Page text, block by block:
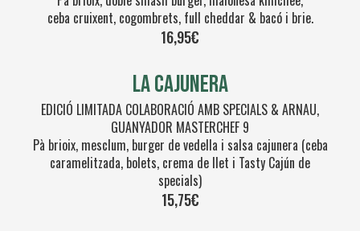
ceba cruixent, cogombrets, full cheddar & bacó i brie.
16,95€
LA CAJUNERA
EDICIÓ LIMITADA COLABORACIÓ AMB SPECIALS & ARNAU,
GUANYADOR MASTERCHEF 9
Pà brioix, mesclum, burger de vedella i salsa cajunera (ceba
caramelitzada, bolets, crema de llet i Tasty Cajún de
specials)
15,75€